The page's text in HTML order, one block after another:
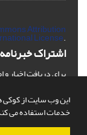
این وب سایت از کوکی
خدمات استفاده می
Attribution
License.
اشتراک خبرنامه
برای دریافت اخبار